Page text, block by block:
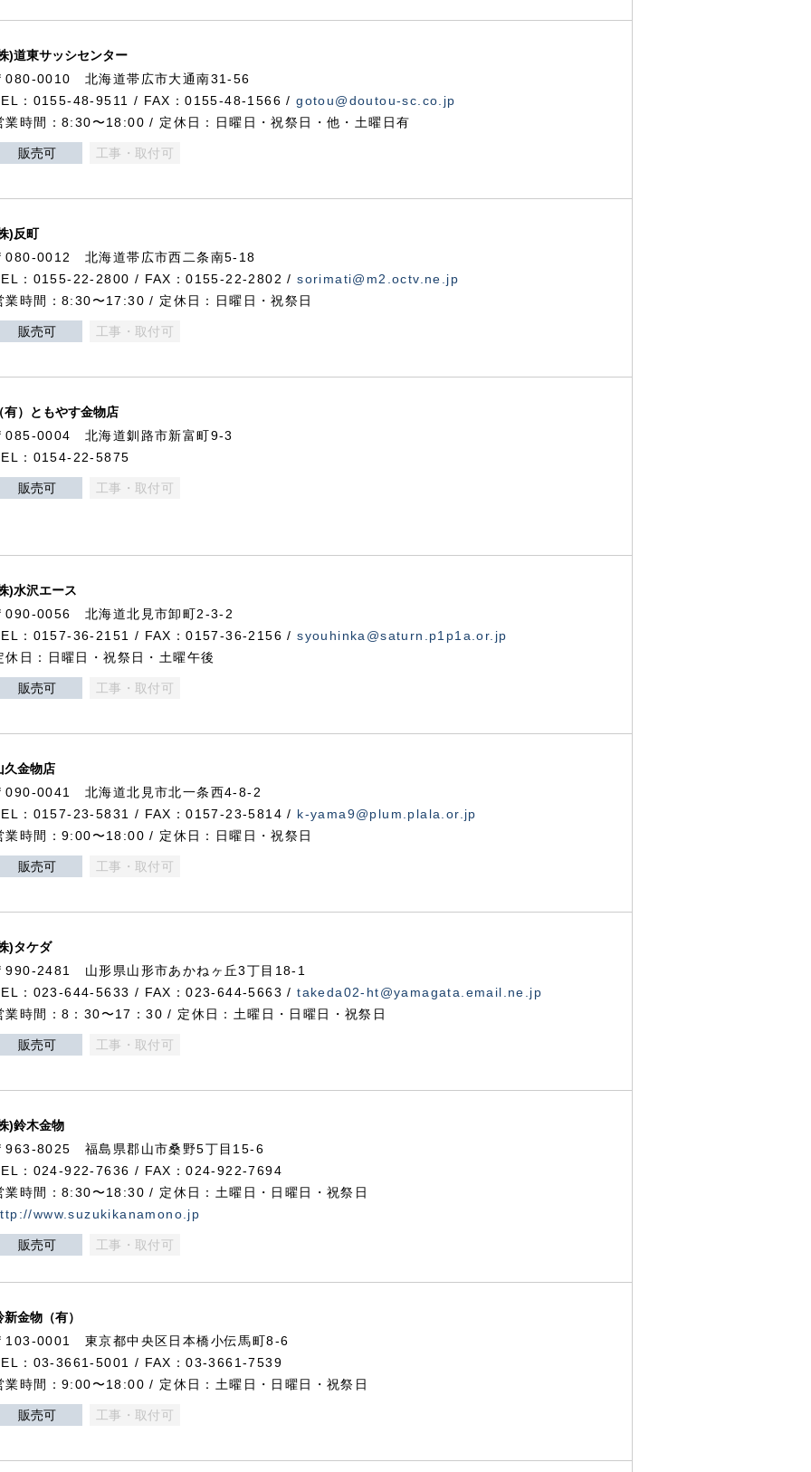
)道東サッシセンター
080-0010 北海道帯広市大通南31-56
：0155-48-9511 / FAX：0155-48-1566 /gotou@doutou-sc.co.jp
業時間：8:30〜18:00 / 定休日：日曜日・祝祭日・他・土曜日有
販売可 工事・取付可
)反町
080-0012 北海道帯広市西二条南5-18
：0155-22-2800 / FAX：0155-22-2802 /sorimati@m2.octv.ne.jp
業時間：8:30〜17:30 / 定休日：日曜日・祝祭日
販売可 工事・取付可
有）ともやす金物店
085-0004 北海道釧路市新富町9-3
：0154-22-5875
販売可 工事・取付可
)水沢エース
090-0056 北海道北見市卸町2-3-2
：0157-36-2151 / FAX：0157-36-2156 /syouhinka@saturn.p1p1a.or.jp
休日：日曜日・祝祭日・土曜午後
販売可 工事・取付可
久金物店
090-0041 北海道北見市北一条西4-8-2
：0157-23-5831 / FAX：0157-23-5814 / k-yama9@plum.plala.or.jp
業時間：9:00〜18:00 / 定休日：日曜日・祝祭日
販売可 工事・取付可
)タケダ
990-2481 山形県山形市あかねヶ丘3丁目18-1
：023-644-5633 / FAX：023-644-5663 /takeda02-ht@yamagata.email.ne.jp
業時間：8：30〜17：30 / 定休日：土曜日・日曜日・祝祭日
販売可 工事・取付可
)鈴木金物
963-8025 福島県郡山市桑野5丁目15-6
：024-922-7636 / FAX：024-922-7694
業時間：8:30〜18:30 / 定休日：土曜日・日曜日・祝祭日
www.suzukikanamono.jp
販売可 工事・取付可
新金物（有）
103-0001 東京都中央区日本橋小伝馬町8-6
：03-3661-5001 / FAX：03-3661-7539
業時間：9:00〜18:00 / 定休日：土曜日・日曜日・祝祭日
販売可 工事・取付可